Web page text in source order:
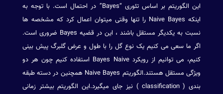
این الگوریتم بر اساس تئوری “Bayes” در احتمال است. با توجه به
اینکه Naive Bayes را تنها وقتی میتوان اعمال کرد که مشخصه ها
نسبت به یکدیگر مستقل باشند ، این در قضیه Bayes ضروری است.
اگر ما سعی می کنیم یک نوع گل را با طول و عرض گلبرگ پیش بینی
کنیم، می توانیم از رویکرد Bayes Naive استفاده کنیم چون هر دو
ویژگی مستقل هستند.الگوریتم Naive Bayes همچنین در دسته طبقه
بندی ( classification ) نیز جای میگیرد.این الگوریتم بیشتر زمانی